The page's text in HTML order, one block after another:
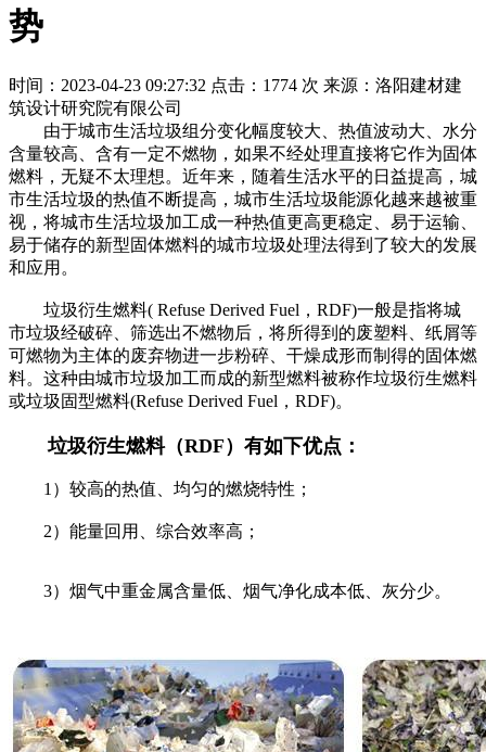
势
时间：2023-04-23 09:27:32 点击：1774 次 来源：洛阳建材建
筑设计研究院有限公司
由于城市生活垃圾组分变化幅度较大、热值波动大、水分
含量较高、含有一定不燃物，如果不经处理直接将它作为固体
燃料，无疑不太理想。近年来，随着生活水平的日益提高，城
市生活垃圾的热值不断提高，城市生活垃圾能源化越来越被重
视，将城市生活垃圾加工成一种热值更高更稳定、易于运输、
易于储存的新型固体燃料的城市垃圾处理法得到了较大的发展
和应用。
垃圾衍生燃料( Refuse Derived Fuel，RDF)一般是指将城
市垃圾经破碎、筛选出不燃物后，将所得到的废塑料、纸屑等
可燃物为主体的废弃物进一步粉碎、干燥成形而制得的固体燃
料。这种由城市垃圾加工而成的新型燃料被称作垃圾衍生燃料
或垃圾固型燃料(Refuse Derived Fuel，RDF)。
垃圾衍生燃料（RDF）有如下优点：
1）较高的热值、均匀的燃烧特性；
2）能量回用、综合效率高；
3）烟气中重金属含量低、烟气净化成本低、灰分少。